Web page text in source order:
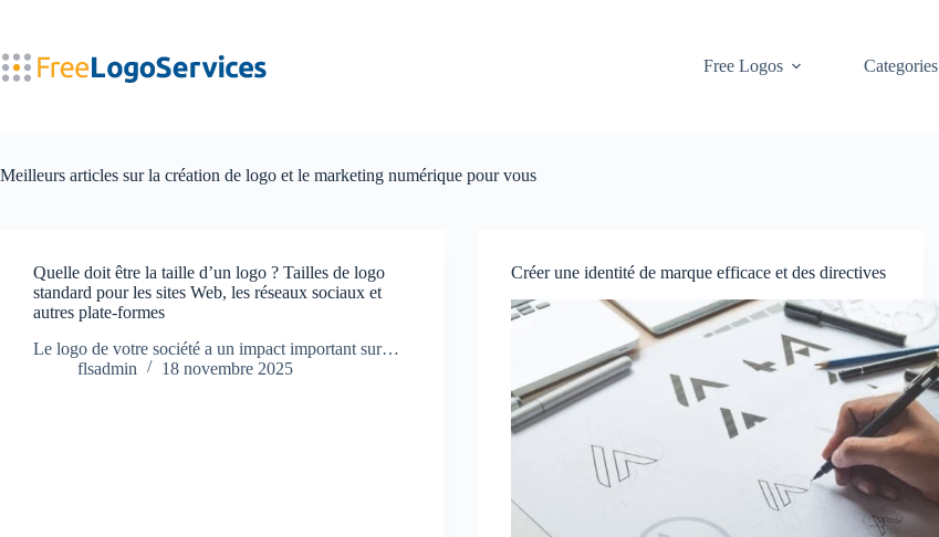
Free Logos
Categories
Meilleurs articles sur la création de logo et le marketing numérique pour vous
Quelle doit être la taille d’un logo ? Tailles de logo
standard pour les sites Web, les réseaux sociaux et
autres plate-formes
Le logo de votre société a un impact important sur…
flsadmin
18 novembre 2025
Créer une identité de marque efficace et des directives